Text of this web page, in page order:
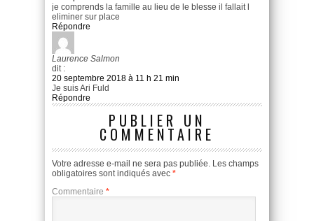
je comprends la famille au lieu de le blesse il fallait l
eliminer sur place
Répondre
Laurence Salmon
dit :
20 septembre 2018 à 11 h 21 min
Je suis Ari Fuld
Répondre
PUBLIER UN
COMMENTAIRE
Votre adresse e-mail ne sera pas publiée. Les champs
obligatoires sont indiqués avec *
Commentaire *